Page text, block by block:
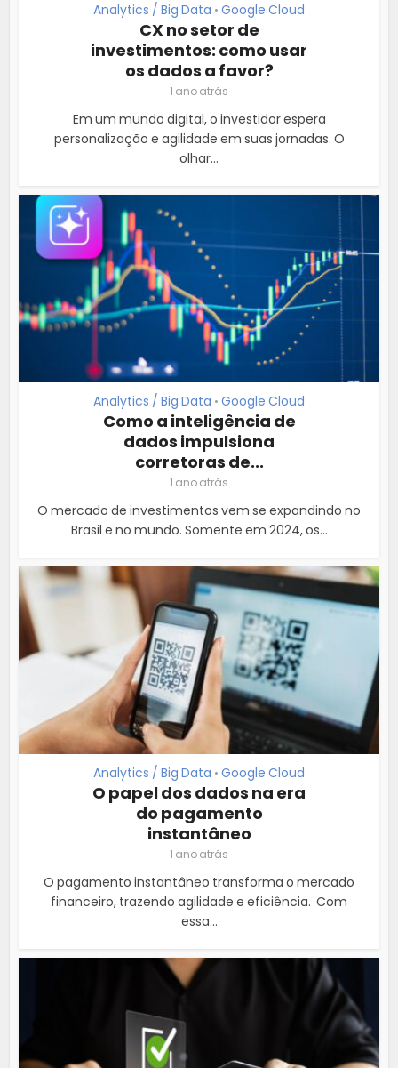
Analytics / Big Data • Google Cloud
CX no setor de
investimentos: como usar
os dados a favor?
1 ano atrás
Em um mundo digital, o investidor espera
personalização e agilidade em suas jornadas. O
olhar...
Analytics / Big Data • Google Cloud
Como a inteligência de
dados impulsiona
corretoras de...
1 ano atrás
O mercado de investimentos vem se expandindo no
Brasil e no mundo. Somente em 2024, os...
Analytics / Big Data • Google Cloud
O papel dos dados na era
do pagamento
instantâneo
1 ano atrás
O pagamento instantâneo transforma o mercado
financeiro, trazendo agilidade e eficiência. Com
essa...